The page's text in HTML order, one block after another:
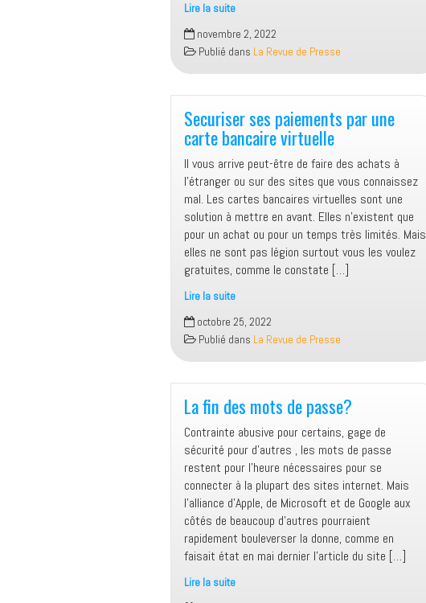
Lire la suite
Prévenir
des
dangers
par
votre
mobile
novembre 2, 2022
Publié dans La Revue de Presse
Securiser ses paiements par une
carte bancaire virtuelle
Il vous arrive peut-être de faire des achats à
l’étranger ou sur des sites que vous connaissez
mal. Les cartes bancaires virtuelles sont une
solution à mettre en avant. Elles n’existent que
pour un achat ou pour un temps très limités. Mais
elles ne sont pas légion surtout vous les voulez
gratuites, comme le constate […]
Lire la suite
Securiser
ses
paiements
par
une
carte
bancaire
virtuelle
octobre 25, 2022
Publié dans La Revue de Presse
La fin des mots de passe?
Contrainte abusive pour certains, gage de
sécurité pour d’autres , les mots de passe
restent pour l’heure nécessaires pour se
connecter à la plupart des sites internet. Mais
l’alliance d’Apple, de Microsoft et de Google aux
côtés de beaucoup d’autres pourraient
rapidement bouleverser la donne, comme en
faisait état en mai dernier l’article du site […]
Lire la suite
La